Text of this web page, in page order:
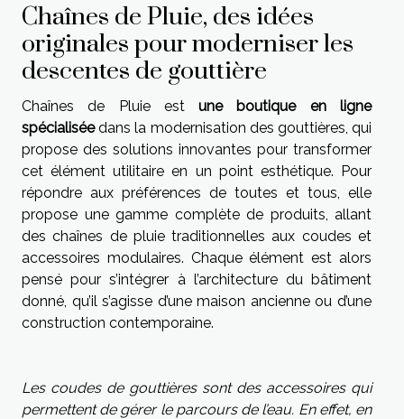
Chaînes de Pluie, des idées
originales pour moderniser les
descentes de gouttière
Chaînes de Pluie estune boutique en ligne
spécialiséedans la modernisation des gouttières, qui
propose des solutions innovantes pour transformer
cet élément utilitaire en un point esthétique. Pour
répondre aux préférences de toutes et tous, elle
propose une gamme complète de produits, allant
des chaînes de pluie traditionnelles aux coudes et
accessoires modulaires. Chaque élément est alors
pensé pour s’intégrer à l’architecture du bâtiment
donné, qu’il s’agisse d’une maison ancienne ou d’une
construction contemporaine.
Les coudes de gouttières sont des accessoires qui
permettent de gérer le parcours de l’eau. En effet, en